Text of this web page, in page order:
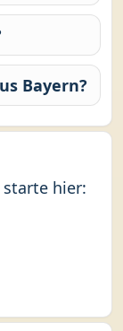
Bayern?
hier: